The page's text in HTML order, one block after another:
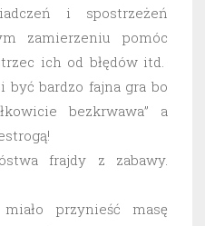
i spostrzeżeń
zamierzeniu pomóc
ich od błędów itd.
być bardzo fajna gra bo
bezkrwawa” a
frajdy z zabawy.
przynieść masę